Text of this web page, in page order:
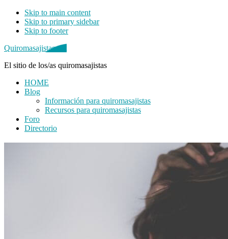
Skip to main content
Skip to primary sidebar
Skip to footer
Quiromasajistas.net
El sitio de los/as quiromasajistas
HOME
Blog
Información para quiromasajistas
Recursos para quiromasajistas
Foro
Directorio